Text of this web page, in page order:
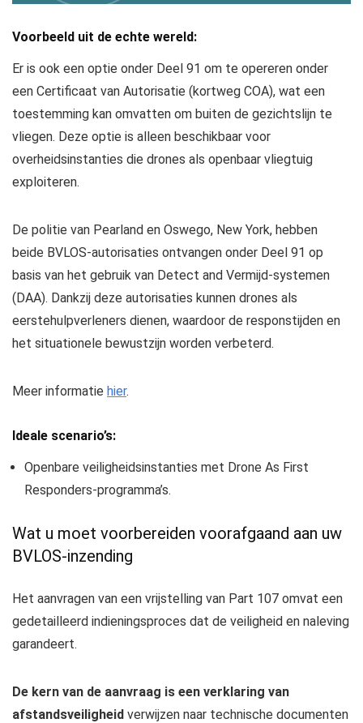
Voorbeeld uit de echte wereld:
Er is ook een optie onder Deel 91 om te opereren onder
een Certificaat van Autorisatie (kortweg COA), wat een
toestemming kan omvatten om buiten de gezichtslijn te
vliegen. Deze optie is alleen beschikbaar voor
overheidsinstanties die drones als openbaar vliegtuig
exploiteren.
De politie van Pearland en Oswego, New York, hebben
beide BVLOS-autorisaties ontvangen onder Deel 91 op
basis van het gebruik van Detect and Vermijd-systemen
(DAA). Dankzij deze autorisaties kunnen drones als
eerstehulpverleners dienen, waardoor de responstijden en
het situationele bewustzijn worden verbeterd.
Meer informatie hier.
Ideale scenario’s:
Openbare veiligheidsinstanties met Drone As First
Responders-programma’s.
Wat u moet voorbereiden voorafgaand aan uw
BVLOS-inzending
Het aanvragen van een vrijstelling van Part 107 omvat een
gedetailleerd indieningsproces dat de veiligheid en naleving
garandeert.
De kern van de aanvraag is een verklaring van
afstandsveiligheid verwijzen naar technische documenten